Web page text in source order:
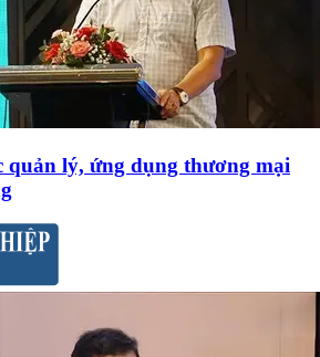
quản lý, ứng dụng thương mại